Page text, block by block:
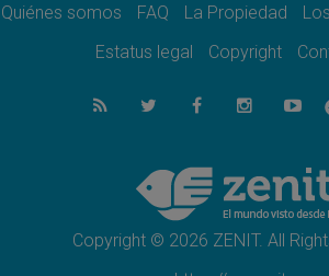
07.08.2026
el compromiso del cristiano"
La matanza de niños en
muertos en 300 días
Tagle: La guerra desfigura el
revelación de Dios lo
Quiénes somos FAQ La Propiedad
Estatus legal
Copyright
Copyright © 2026 ZENIT. All